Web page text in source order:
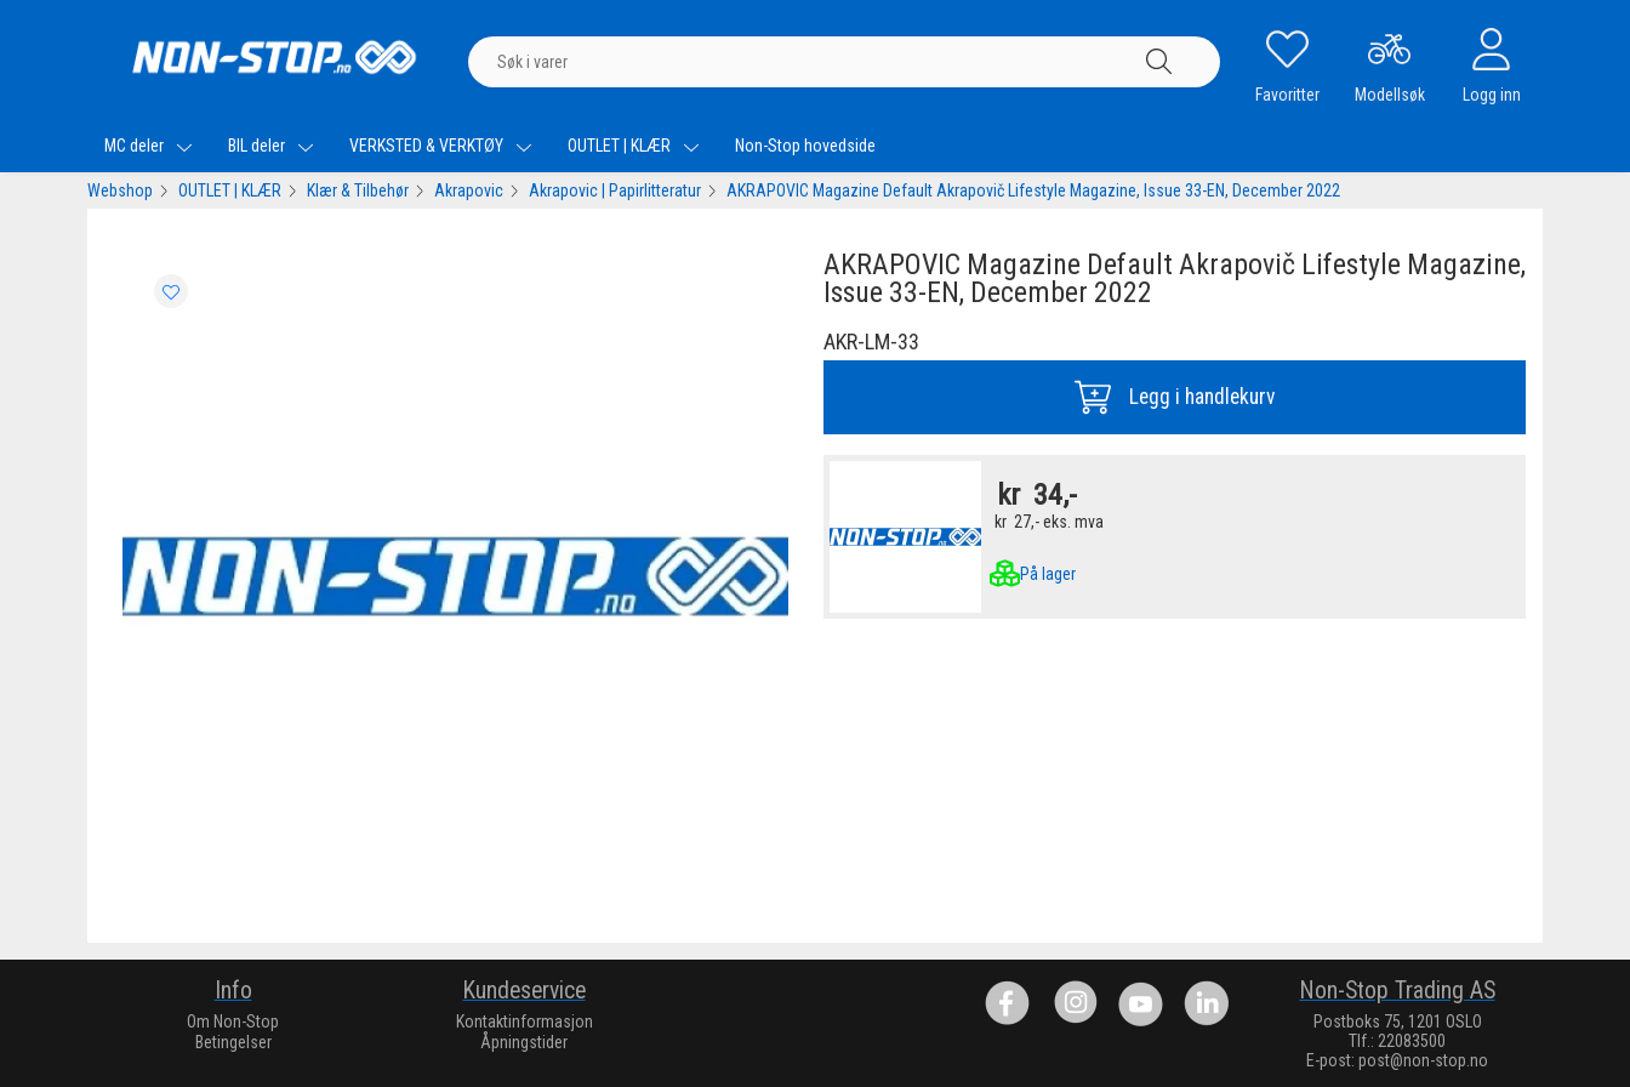
Favoritter Modellsøk Logg inn
MC deler BIL deler VERKSTED & VERKTØY OUTLET | KLÆR Non-Stop hovedside
Webshop OUTLET | KLÆR Klær & Tilbehør Akrapovic Akrapovic | Papirlitteratur AKRAPOVIC Magazine Default Akrapovič Lifestyle Magazine, Issue 33-EN, December 2022
AKRAPOVIC Magazine Default Akrapovič Lifestyle Magazine,
Issue 33-EN, December 2022
AKR-LM-33
Legg i handlekurv
kr 34,-
kr 27,-eks. mva
På lager
Info
Om Non-Stop
Betingelser
Kundeservice
Kontaktinformasjon
Åpningstider
Non-Stop Trading AS
Postboks 75, 1201 OSLO
Tlf.: 22083500
E-post: post@non-stop.no